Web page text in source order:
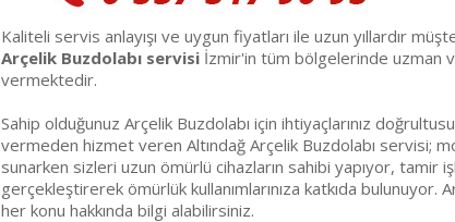
Kaliteli servis anlayışı ve uygun fiyatları ile uzun yıllardır
Arçelik Buzdolabı servisi İzmir'in tüm bölgelerinde uzman
vermektedir.
Sahip olduğunuz Arçelik Buzdolabı için ihtiyaçlarınız
vermeden hizmet veren Altındağ Arçelik Buzdolabı servisi;
sunarken sizleri uzun ömürlü cihazların sahibi yapıyor, tamir
gerçekleştirerek ömürlük kullanımlarınıza katkıda
her konu hakkında bilgi alabilirsiniz.